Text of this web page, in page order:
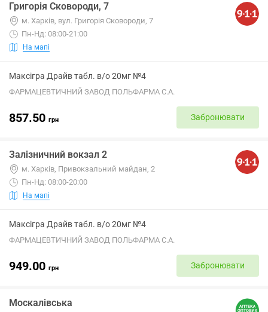
Григорія Сковороди, 7
м. Харків, вул. Григорія Сковороди, 7
Пн-Нд: 08:00-21:00
На мапі
Максігра Драйв табл. в/о 20мг №4
ФАРМАЦЕВТИЧНИЙ ЗАВОД ПОЛЬФАРМА С.А.
857.50 грн Забронювати
Залізничний вокзал 2
м. Харків, Привокзальний майдан, 2
Пн-Нд: 08:00-20:00
На мапі
Максігра Драйв табл. в/о 20мг №4
ФАРМАЦЕВТИЧНИЙ ЗАВОД ПОЛЬФАРМА С.А.
949.00 грн Забронювати
Москалівська